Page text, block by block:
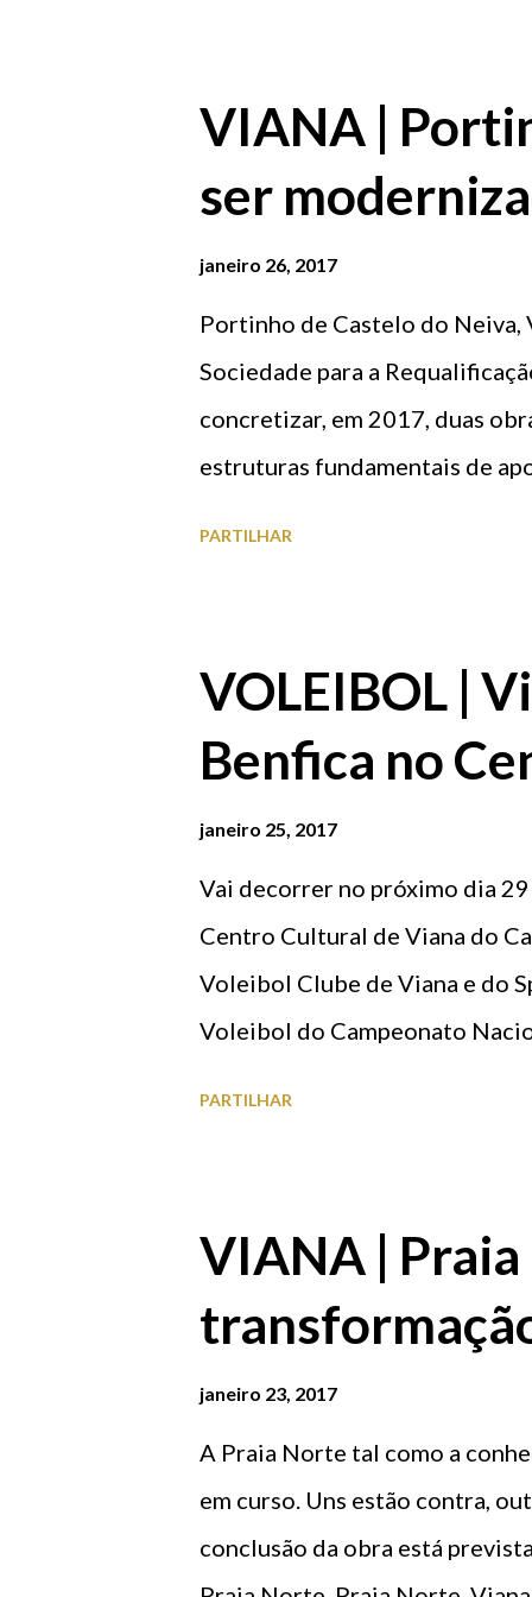
inscrições, que encerram a 31
plataforma criada para o efeito
VIANA |
ser
janeiro 26, 2017
Portinho de Castelo do
Sociedade para a
concretizar, em 2017, duas
estruturas fundamentais de
Cabedelo , mediante o
exteriores de circulação e
de um novo guincho na rampa,
estaleiro, e reordenamento e
recolha diferenciada de
euros • Taxa de ...
PARTILHAR
VOLEIBOL |
Benfica no
janeiro 25, 2017
Vai decorrer no próximo dia
Centro Cultural de Viana do
Voleibol Clube de Viana e do
Voleibol do Campeonato
PARTILHAR
VIANA |
janeiro 23, 2017
A Praia Norte tal como a
em curso. Uns estão contra,
conclusão da obra está